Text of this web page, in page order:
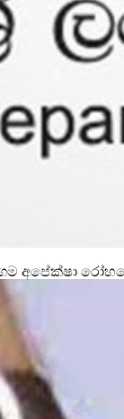
අපේක්ෂා